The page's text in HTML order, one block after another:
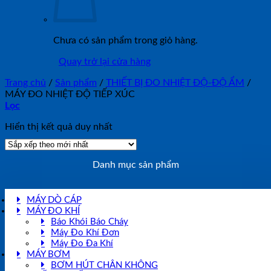
Chưa có sản phẩm trong giỏ hàng.
Quay trở lại cửa hàng
Trang chủ / Sản phẩm / THIẾT BỊ ĐO NHIỆT ĐỘ-ĐỘ ẨM /
MÁY ĐO NHIỆT ĐỘ TIẾP XÚC
Lọc
Hiển thị kết quả duy nhất
Danh mục sản phẩm
MÁY DÒ CÁP
MÁY ĐO KHÍ
Báo Khói Báo Cháy
Máy Đo Khí Đơn
Máy Đo Đa Khí
MÁY BƠM
BƠM HÚT CHÂN KHÔNG